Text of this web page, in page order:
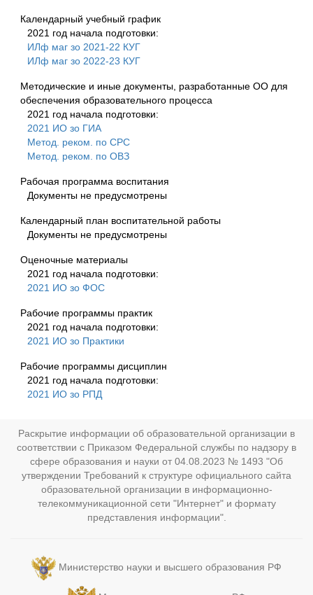
Календарный учебный график
2021 год начала подготовки:
ИЛф маг зо 2021-22 КУГ
ИЛф маг зо 2022-23 КУГ
Методические и иные документы, разработанные ОО для
обеспечения образовательного процесса
2021 год начала подготовки:
2021 ИО зо ГИА
Метод. реком. по СРС
Метод. реком. по ОВЗ
Рабочая программа воспитания
Документы не предусмотрены
Календарный план воспитательной работы
Документы не предусмотрены
Оценочные материалы
2021 год начала подготовки:
2021 ИО зо ФОС
Рабочие программы практик
2021 год начала подготовки:
2021 ИО зо Практики
Рабочие программы дисциплин
2021 год начала подготовки:
2021 ИО зо РПД
Раскрытие информации об образовательной организации в
соответствии с Приказом Федеральной службы по надзору в
сфере образования и науки от 04.08.2023 № 1493 "Об
утверждении Требований к структуре официального сайта
образовательной организации в информационно-
телекоммуникационной сети "Интернет" и формату
представления информации".
Министерство науки и высшего образования РФ